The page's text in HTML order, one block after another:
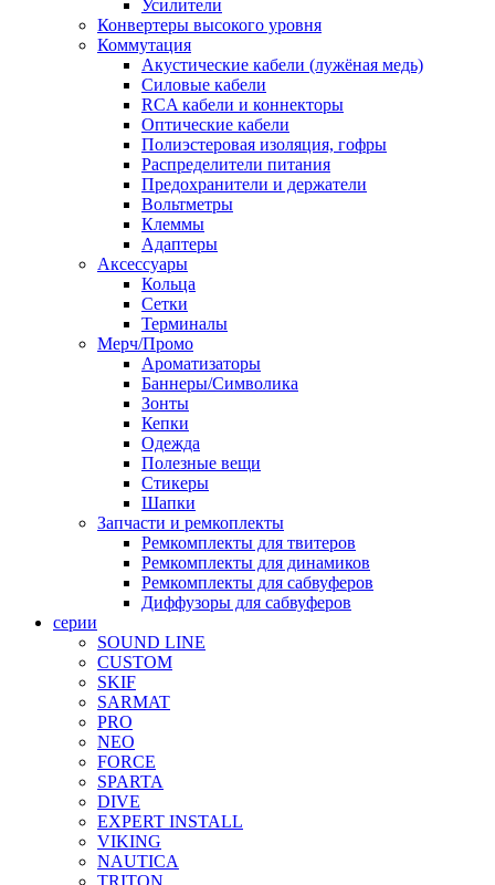
Усилители
Конвертеры высокого уровня
Коммутация
Акустические кабели (лужёная медь)
Силовые кабели
RCA кабели и коннекторы
Оптические кабели
Полиэстеровая изоляция, гофры
Распределители питания
Предохранители и держатели
Вольтметры
Клеммы
Адаптеры
Аксессуары
Кольца
Сетки
Терминалы
Мерч/Промо
Ароматизаторы
Баннеры/Символика
Зонты
Кепки
Одежда
Полезные вещи
Стикеры
Шапки
Запчасти и ремкоплекты
Ремкомплекты для твитеров
Ремкомплекты для динамиков
Ремкомплекты для сабвуферов
Диффузоры для сабвуферов
серии
SOUND LINE
CUSTOM
SKIF
SARMAT
PRO
NEO
FORCE
SPARTA
DIVE
EXPERT INSTALL
VIKING
NAUTICA
TRITON